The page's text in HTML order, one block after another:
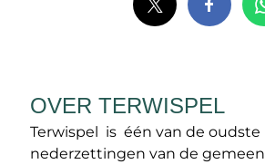
OVER TERWISPEL
Terwispel is één van de oudste
nederzettingen van de